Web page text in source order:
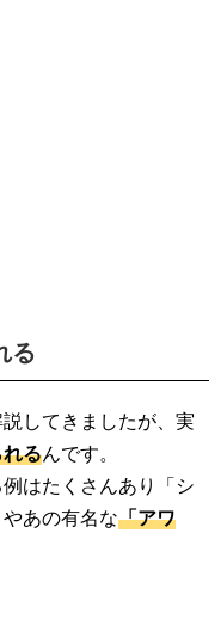
る
してきましたが、実
るんです。
はたくさんあり「シ
あの有名な「アワ